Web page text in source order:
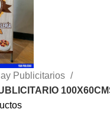
Publicitarios